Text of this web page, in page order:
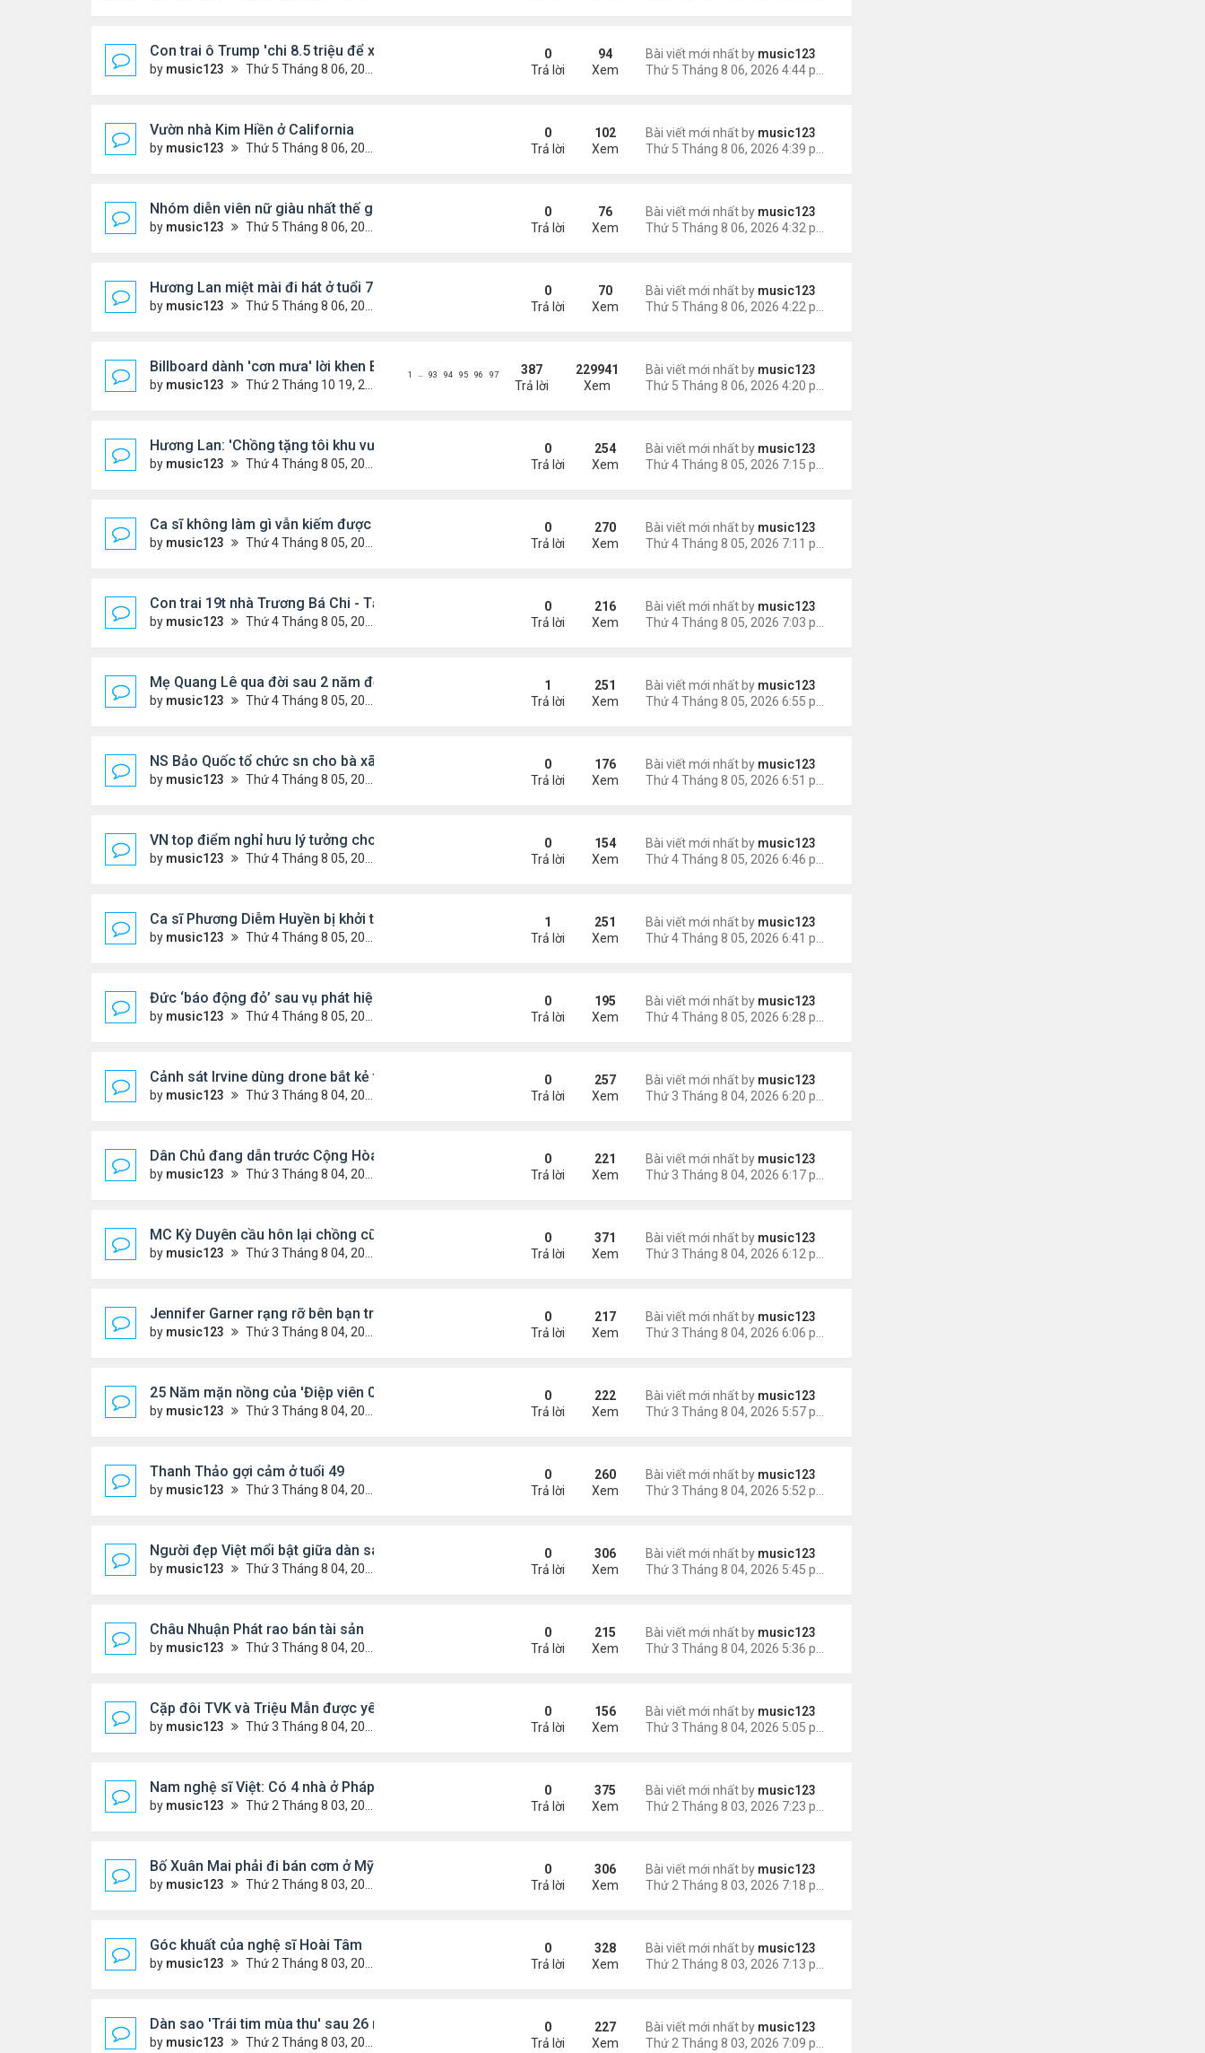
Con trai ô Trump 'chi 8.5 triệu để xóa ràng buộc với vị hôn thê cũ
by music123 Thứ 5 Tháng 8 06, 2026 4:44 pm
Bài viết mới nhất by music123
0
Trả lời
94
Xem
Vườn nhà Kim Hiền ở California
by music123 Thứ 5 Tháng 8 06, 2026 4:39 pm
Bài viết mới nhất by music123
0
Trả lời
102
Xem
Nhóm diễn viên nữ giàu nhất thế giới
by music123 Thứ 5 Tháng 8 06, 2026 4:32 pm
Bài viết mới nhất by music123
0
Trả lời
76
Xem
Hương Lan miệt mài đi hát ở tuổi 70
by music123 Thứ 5 Tháng 8 06, 2026 4:22 pm
Bài viết mới nhất by music123
0
Trả lời
70
Xem
Billboard dành 'cơn mưa' lời khen BTS
by music123 Thứ 2 Tháng 10 19, 2020 11:31 am
Bài viết mới nhất by music123
387
Trả lời
229941
Xem
1 … 93 94 95 96 97
Hương Lan: 'Chồng tặng tôi khu vườn tình yêu'
by music123 Thứ 4 Tháng 8 05, 2026 7:15 pm
Bài viết mới nhất by music123
0
Trả lời
254
Xem
Ca sĩ không làm gì vẫn kiếm được 400 triệu đồng/tháng
by music123 Thứ 4 Tháng 8 05, 2026 7:11 pm
Bài viết mới nhất by music123
0
Trả lời
270
Xem
Con trai 19t nhà Trương Bá Chi - Tạ Đình Phong
by music123 Thứ 4 Tháng 8 05, 2026 7:03 pm
Bài viết mới nhất by music123
0
Trả lời
216
Xem
Mẹ Quang Lê qua đời sau 2 năm đột quỵ.
by music123 Thứ 4 Tháng 8 05, 2026 6:53 pm
Bài viết mới nhất by music123
1
Trả lời
251
Xem
NS Bảo Quốc tổ chức sn cho bà xã
by music123 Thứ 4 Tháng 8 05, 2026 6:51 pm
Bài viết mới nhất by music123
0
Trả lời
176
Xem
VN top điểm nghỉ hưu lý tưởng cho người Mỹ
by music123 Thứ 4 Tháng 8 05, 2026 6:46 pm
Bài viết mới nhất by music123
0
Trả lời
154
Xem
Ca sĩ Phương Diễm Huyền bị khởi tố
by music123 Thứ 4 Tháng 8 05, 2026 6:38 pm
Bài viết mới nhất by music123
1
Trả lời
251
Xem
Đức ‘báo động đỏ’ sau vụ phát hiện UAV mang chất nổ ở sân bay
by music123 Thứ 4 Tháng 8 05, 2026 6:28 pm
Bài viết mới nhất by music123
0
Trả lời
195
Xem
Cảnh sát Irvine dùng drone bắt kẻ trộm trong Walmart
by music123 Thứ 3 Tháng 8 04, 2026 6:20 pm
Bài viết mới nhất by music123
0
Trả lời
257
Xem
Dân Chủ đang dẫn trước Cộng Hòa trong các cuộc thăm dò dư luận
by music123 Thứ 3 Tháng 8 04, 2026 6:17 pm
Bài viết mới nhất by music123
0
Trả lời
221
Xem
MC Kỳ Duyên cầu hôn lại chồng cũ
by music123 Thứ 3 Tháng 8 04, 2026 6:12 pm
Bài viết mới nhất by music123
0
Trả lời
371
Xem
Jennifer Garner rạng rỡ bên bạn trai kém 6 tuổi
by music123 Thứ 3 Tháng 8 04, 2026 6:06 pm
Bài viết mới nhất by music123
0
Trả lời
217
Xem
25 Năm mặn nồng của 'Điệp viên 007'
by music123 Thứ 3 Tháng 8 04, 2026 5:57 pm
Bài viết mới nhất by music123
0
Trả lời
222
Xem
Thanh Thảo gợi cảm ở tuổi 49
by music123 Thứ 3 Tháng 8 04, 2026 5:52 pm
Bài viết mới nhất by music123
0
Trả lời
260
Xem
Người đẹp Việt mổi bật giữa dàn sao châu Á
by music123 Thứ 3 Tháng 8 04, 2026 5:45 pm
Bài viết mới nhất by music123
0
Trả lời
306
Xem
Châu Nhuận Phát rao bán tài sản
by music123 Thứ 3 Tháng 8 04, 2026 5:36 pm
Bài viết mới nhất by music123
0
Trả lời
215
Xem
Cặp đôi TVK và Triệu Mẫn được yêu thích nhất
by music123 Thứ 3 Tháng 8 04, 2026 5:05 pm
Bài viết mới nhất by music123
0
Trả lời
156
Xem
Nam nghệ sĩ Việt: Có 4 nhà ở Pháp, sống gần tháp Eiffel...
by music123 Thứ 2 Tháng 8 03, 2026 7:23 pm
Bài viết mới nhất by music123
0
Trả lời
375
Xem
Bố Xuân Mai phải đi bán cơm ở Mỹ
by music123 Thứ 2 Tháng 8 03, 2026 7:18 pm
Bài viết mới nhất by music123
0
Trả lời
306
Xem
Góc khuất của nghệ sĩ Hoài Tâm
by music123 Thứ 2 Tháng 8 03, 2026 7:13 pm
Bài viết mới nhất by music123
0
Trả lời
328
Xem
Dàn sao 'Trái tim mùa thu' sau 26 năm
by music123 Thứ 2 Tháng 8 03, 2026 7:09 pm
Bài viết mới nhất by music123
0
Trả lời
227
Xem